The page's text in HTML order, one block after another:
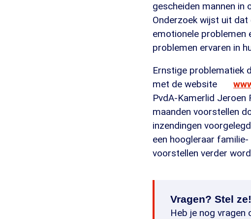
gescheiden mannen in
Onderzoek wijst uit dat
emotionele problemen
problemen ervaren in
Ernstige problematiek
met de website
PvdA-Kamerlid Jeroen
maanden voorstellen
inzendingen
een hoogleraar
voorstellen verder
Vragen? Stel ze!
Heb je nog vragen